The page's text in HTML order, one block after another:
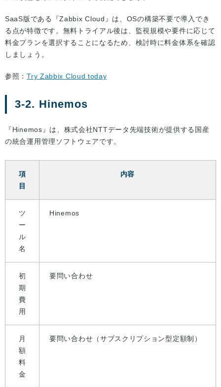
SaaS版である『Zabbix Cloud』は、OSの構築不要で導入でき
る点が特徴です。無料トライアル後は、監視規模や要件に応じて
料金プランを選択することになるため、検討時に料金体系を確認
しましょう。
参照：Try Zabbix Cloud today
3-2. Hinemos
『Hinemos』は、株式会社NTTデータ先端技術が提供する国産
の統合運用管理ソフトウェアです。
項
目
内容
ツ
ー
ル
名
Hinemos
初
期
費
用
要問い合わせ
月
額
料
金
要問い合わせ（サブスクリプション型定額制）